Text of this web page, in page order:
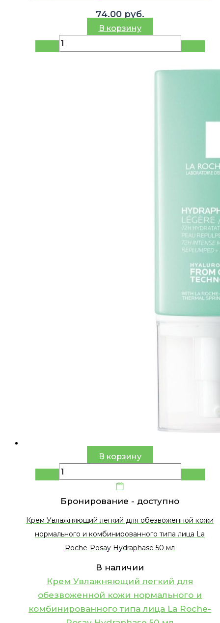
74.00 руб.
В корзину
В корзину
Бронирование - доступно
Крем Увлажняющий легкий для обезвоженной кожи
нормального и комбинированного типа лица La
Roche-Posay Hydraphase 50 мл
В наличии
Крем Увлажняющий легкий для
обезвоженной кожи нормального и
комбинированного типа лица La Roche-